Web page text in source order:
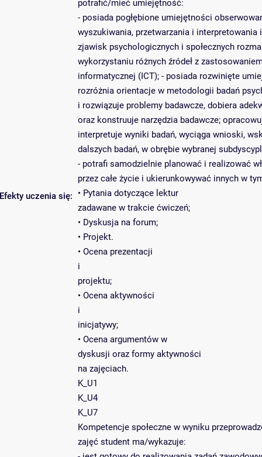
Efekty uczenia się:
potrafić/mieć umiejętność:
- posiada pogłębione umiejętności
wyszukiwania, przetwarzania i
zjawisk psychologicznych i społecznych
wykorzystaniu różnych źródeł z
informatycznej (ICT); - posiada rozwinięte
rozróżnia orientacje w metodologii badań
i rozwiązuje problemy badawcze, dobiera
oraz konstruuje narzędzia badawcze;
interpretuje wyniki badań, wyciąga wnioski,
dalszych badań, w obrębie wybranej
- potrafi samodzielnie planować i realizować
przez całe życie i ukierunkowywać innych w
• Pytania dotyczące lektur
zadawane w trakcie ćwiczeń;
• Dyskusja na forum;
• Projekt.
• Ocena prezentacji
i
projektu;
• Ocena aktywności
i
inicjatywy;
• Ocena argumentów w
dyskusji oraz formy aktywności
na zajęciach.
K_U1
K_U4
K_U7
Kompetencje społeczne w wyniku
zajęć student ma/wykazuje: